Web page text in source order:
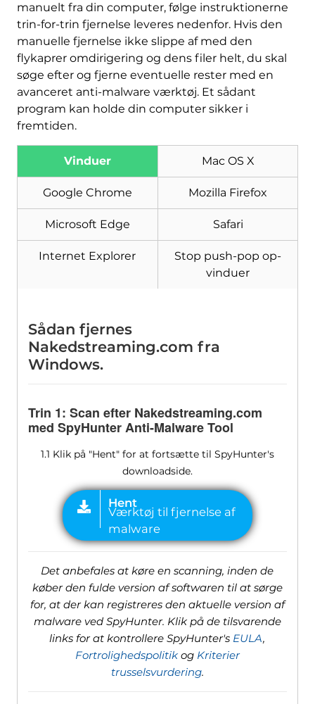
manuelt fra din computer, følge instruktionerne
trin-for-trin fjernelse leveres nedenfor. Hvis den
manuelle fjernelse ikke slippe af med den
flykaprer omdirigering og dens filer helt, du skal
søge efter og fjerne eventuelle rester med en
avanceret anti-malware værktøj. Et sådant
program kan holde din computer sikker i
fremtiden.
Vinduer Mac OS X
Google Chrome Mozilla Firefox
Microsoft Edge Safari
Internet Explorer
Stop push-pop op-
vinduer
Sådan fjernes
Nakedstreaming.com fra
Windows.
Trin 1: Scan efter Nakedstreaming.com
med SpyHunter Anti-Malware Tool
1.1 Klik på "Hent" for at fortsætte til SpyHunter's
downloadside.
Hent
malware
Det anbefales at køre en scanning, inden de
køber den fulde version af softwaren til at sørge
for, at der kan registreres den aktuelle version af
malware ved SpyHunter. Klik på de tilsvarende
links for at kontrollere SpyHunter's EULA,
Fortrolighedspolitikog Kriterier
trusselsvurdering.